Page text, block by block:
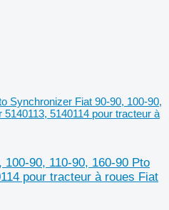
Synchronizer Fiat 90-90, 100-90,
5140114 pour tracteur à
90, 110-90, 160-90 Pto
pour tracteur à roues Fiat